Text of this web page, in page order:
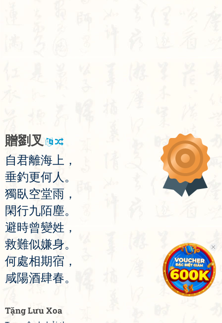
贈劉 叉
自君離海 上 ，
垂釣更何人 。
獨臥空堂雨 ，
閑行九陌塵。
避時曾變姓 ，
救難似嫌身。
何處相期宿 ，
咸陽酒肆春。
Tặng Lưu Xoa